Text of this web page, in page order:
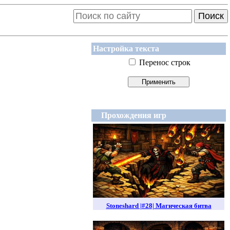
Поиск
Настройка текста
Перенос строк
Прохождения игр
Stoneshard |#28| Магическая битва